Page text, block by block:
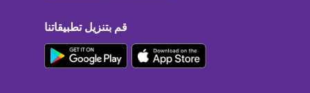
قم بتنزيل تطبيقاتنا